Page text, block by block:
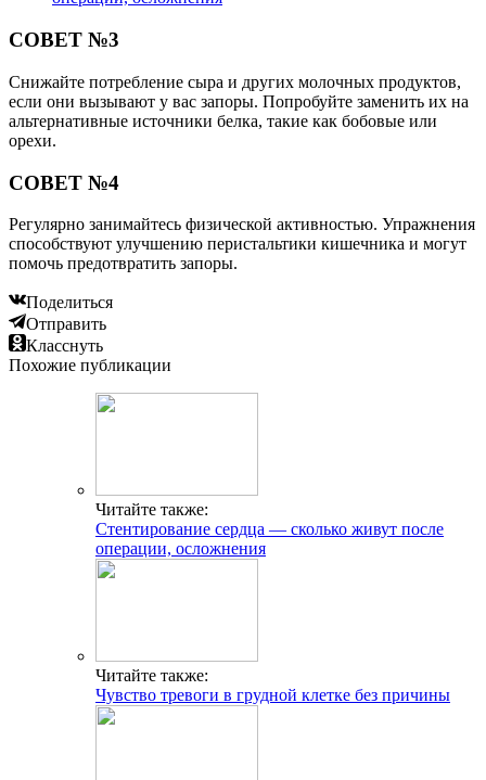
СОВЕТ №3
Снижайте потребление сыра и других молочных продуктов,
если они вызывают у вас запоры. Попробуйте заменить их на
альтернативные источники белка, такие как бобовые или
орехи.
СОВЕТ №4
Регулярно занимайтесь физической активностью. Упражнения
способствуют улучшению перистальтики кишечника и могут
помочь предотвратить запоры.
Поделиться
Отправить
Класснуть
Похожие публикации
Читайте также:
Стентирование сердца — сколько живут после
операции, осложнения
Читайте также:
Чувство тревоги в грудной клетке без причины